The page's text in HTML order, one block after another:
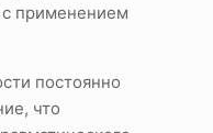
применением
постоянно
что